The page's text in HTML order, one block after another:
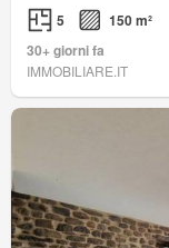
5
150 m²
30+ giorni fa
IMMOBILIARE.IT